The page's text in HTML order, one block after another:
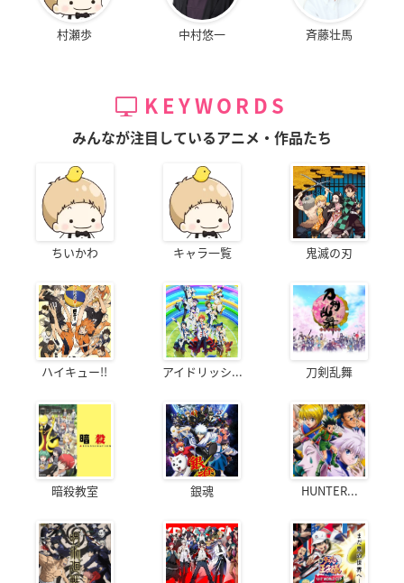
村瀬歩 中村悠一 斉藤壮馬
KEYWORDS
みんなが注目しているアニメ・作品たち
ちいかわ キャラ一覧 鬼滅の刃
ハイキュー!! アイドリッシ... 刀剣乱舞
暗殺教室 銀魂 HUNTER...